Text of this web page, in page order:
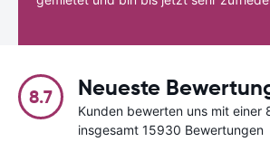
8.7 Neueste
Kunden bewerten uns mit einer
insgesamt 15930 Bewertungen